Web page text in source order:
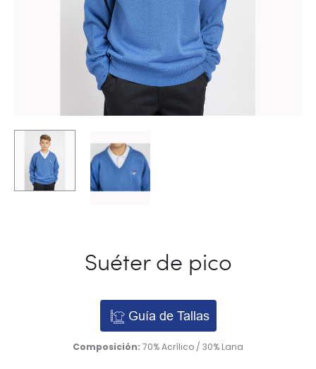
Suéter de pico
Guía de Tallas
Composición: 70% Acrílico / 30% Lana